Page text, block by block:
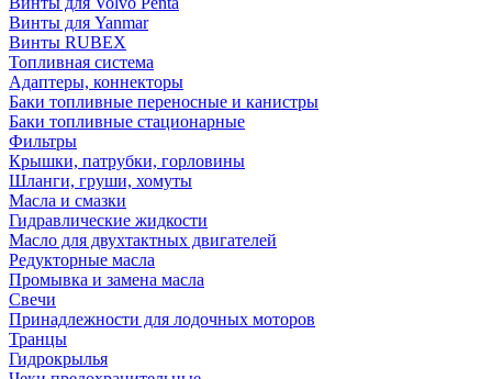
Винты для Yanmar
Винты RUBEX
Топливная система
Адаптеры, коннекторы
Баки топливные переносные и канистры
Баки топливные стационарные
Фильтры
Крышки, патрубки, горловины
Шланги, груши, хомуты
Масла и смазки
Гидравлические жидкости
Масло для двухтактных двигателей
Редукторные масла
Промывка и замена масла
Свечи
Принадлежности для лодочных моторов
Транцы
Гидрокрылья